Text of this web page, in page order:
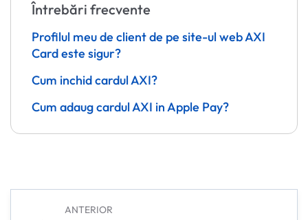
Întrebări frecvente
Profilul meu de client de pe site-ul web AXI
Card este sigur?
Cum inchid cardul AXI?
Cum adaug cardul AXI in Apple Pay?
ANTERIOR